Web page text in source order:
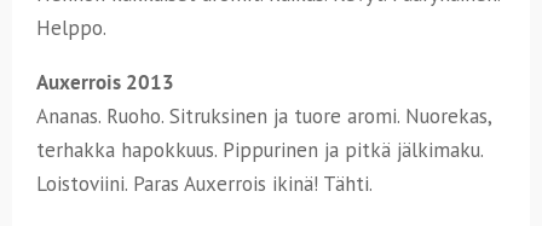
Helppo.
Auxerrois 2013
Ananas. Ruoho. Sitruksinen ja tuore aromi. Nuorekas,
terhakka hapokkuus. Pippurinen ja pitkä jälkimaku.
Loistoviini. Paras Auxerrois ikinä! Tähti.